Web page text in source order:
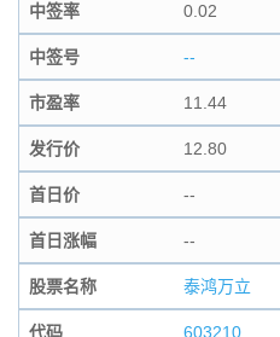
中签率 0.02
中签号 --
市盈率 11.44
发行价 12.80
首日价 --
首日涨幅 --
股票名称 泰鸿万立
代码 603210